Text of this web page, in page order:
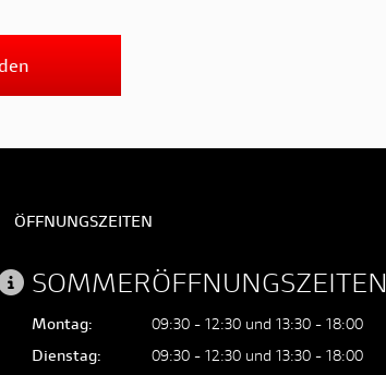
ÖFFNUNGSZEITEN
SOMMERÖFFNUNGSZEITEN
Montag:
09:30 - 12:30 und 13:30 - 18:00
Dienstag:
09:30 - 12:30 und 13:30 - 18:00